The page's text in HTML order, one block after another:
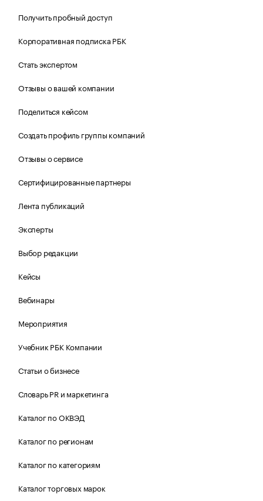
Получить пробный доступ
Корпоративная подписка РБК
Стать экспертом
Отзывы о вашей компании
Поделиться кейсом
Создать профиль группы компаний
Отзывы о сервисе
Сертифицированные партнеры
Лента публикаций
Эксперты
Выбор редакции
Кейсы
Вебинары
Мероприятия
Учебник РБК Компании
Статьи о бизнесе
Словарь PR и маркетинга
Каталог по ОКВЭД
Каталог по регионам
Каталог по категориям
Каталог торговых марок